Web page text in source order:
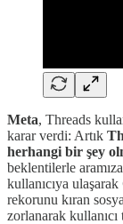
Meta, Threads
karar verdi: Artık
herhangi bir şey
beklentilerle
kullanıcıya ulaşarak
rekorunu kıran
zorlanarak kullanıcı